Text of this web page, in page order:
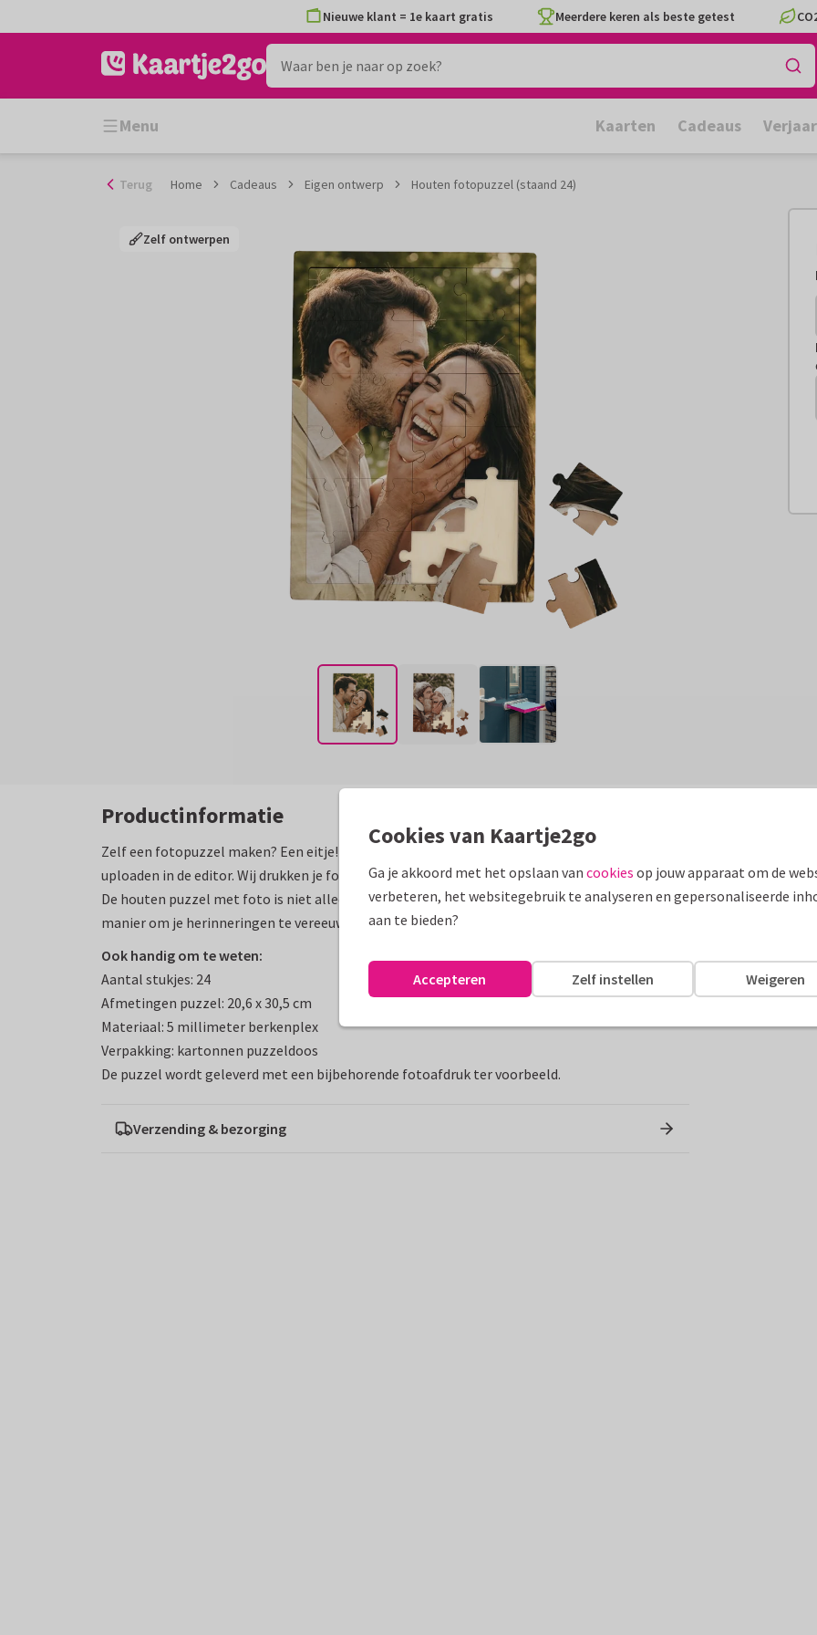
naar
Nieuwe klant = 1e kaart gratis Meerdere keren als beste getest
Menu Kaarten Cadeaus
Terug Home Cadeaus Eigen ontwerp Houten fotopuzzel (staand 24)
Zelf ontwerpen
Productinformatie
Zelf een fotopuzzel maken? Een eitje! Het enige wat jij hoeft te doen is je mooiste foto
uploaden in de editor. Wij drukken je foto-ontwerp in hoge kwaliteit op 24 stukjes berkenhout.
De houten puzzel met foto is niet alleen een super persoonlijk cadeau, maar ook een mooie
manier om je herinneringen te vereeuwigen.
Ook handig om te weten:
Aantal stukjes: 24
Afmetingen puzzel: 20,6 x 30,5 cm
Materiaal: 5 millimeter berkenplex
Verpakking: kartonnen puzzeldoos
De puzzel wordt geleverd met een bijbehorende fotoafdruk ter voorbeeld.
Verzending & bezorging
Cookies van Kaartje2go
Ga je akkoord met het opslaan van cookies op jouw apparaat om de
verbeteren, het websitegebruik te analyseren en gepersonaliseerde
aan te bieden?
Weigeren
Zelf instellen
Accepteren